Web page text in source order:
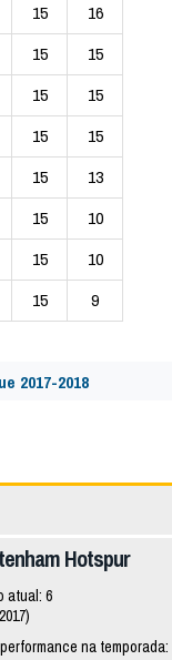
15
16
15
15
15
15
15
15
15
13
15
10
15
10
15 9
2017-2018
Hotspur
atual: 6
na temporada: